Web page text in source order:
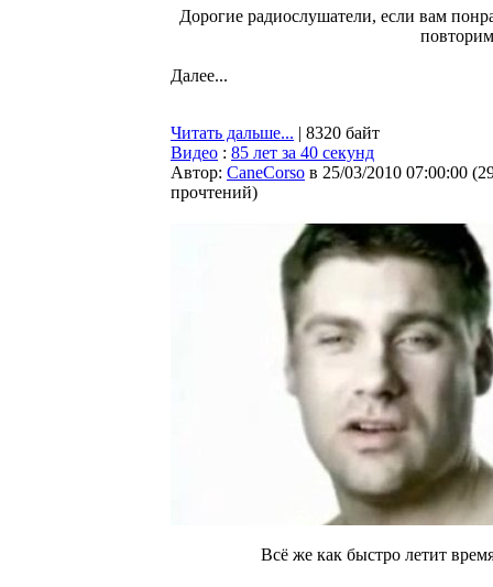
Дорогие радиослушатели, если вам
Далее...
Читать дальше... | 8320 байт
Видео : 85 лет за 40 секунд
Автор: CaneCorso в 25/03/2010 07:00:00 (
прочтений)
Всё же как быстро летит